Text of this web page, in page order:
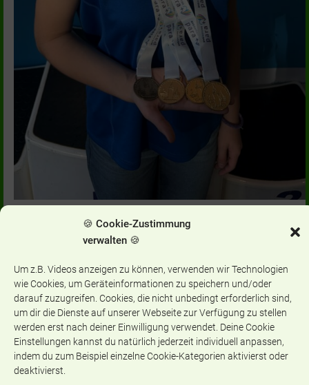
🍪 Cookie-Zustimmung
verwalten 🍪
Um z.B. Videos anzeigen zu können, verwenden wir Technologien
wie Cookies, um Geräteinformationen zu speichern und/oder
darauf zuzugreifen. Cookies, die nicht unbedingt erforderlich sind,
um dir die Dienste auf unserer Webseite zur Verfügung zu stellen
werden erst nach deiner Einwilligung verwendet. Deine Cookie
Einstellungen kannst du natürlich jederzeit individuell anpassen,
indem du zum Beispiel einzelne Cookie-Kategorien aktivierst oder
deaktivierst.
Großartiger Erfolg unserer Schülerin Felicitas Walter: Feli erreichte
am vergangenen Wochenende bei den “Deutschen
Rücken, den 3. Platz über 100 m Brust und den 1. Patz über 50 m
sowie über 200 m Brust. Damit ist Feli nunmehr dreifache Deutsche
Kurzbahnmeisterin in der D-Jugend.
Wir gratulieren Feli ganz herzlich!
Categories: INKLUSION